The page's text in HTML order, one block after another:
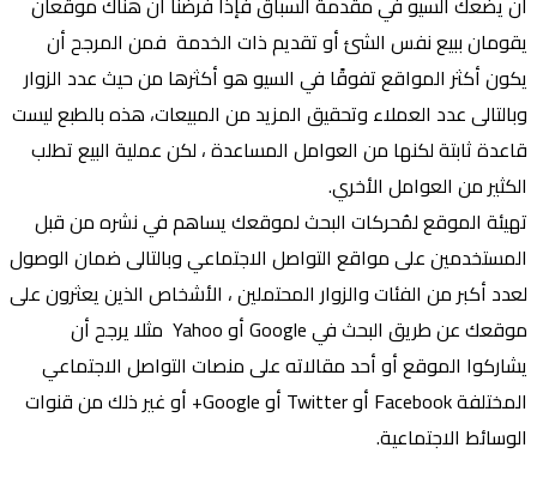
يقومان ببيع نفس الشئ أو تقديم ذات الخدمة فمن المرجح أن
يكون أكثر المواقع تفوقًا في السيو هو أكثرها من حيث عدد الزوار
وبالتالى عدد العملاء وتحقيق المزيد من المبيعات، هذه بالطبع ليست
قاعدة ثابتة لكنها من العوامل المساعدة ، لكن عملية البيع تطلب
الكثير من العوامل الأخري.
تهيئة الموقع لمُحركات البحثلموقعك يساهم في نشره من قبل
المستخدمين على مواقع التواصل الاجتماعي وبالتالى ضمان الوصول
لعدد أكبر من الفئات والزوار المحتملين ، الأشخاص الذين يعثرون على
موقعك عن طريق البحث في Google أو Yahoo مثلا يرجح أن
يشاركوا الموقع أو أحد مقالاته على منصات التواصل الاجتماعي
المختلفة Facebook أو Twitter أو Google+ أو غير ذلك من قنوات
الوسائط الاجتماعية.